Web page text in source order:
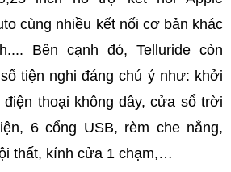
cùng nhiều kết nối cơ bản khác
Bên cạnh đó, Telluride còn
tiện nghi đáng chú ý như: khởi
thoại không dây, cửa sổ trời
6 cổng USB, rèm che nắng,
thất, kính cửa 1 chạm,…